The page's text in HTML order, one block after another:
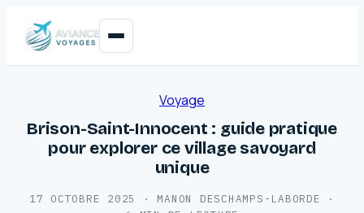
Voyage
Brison-Saint-Innocent : guide pratique
pour explorer ce village savoyard
unique
17 OCTOBRE 2025 · MANON DESCHAMPS-LABORDE
·